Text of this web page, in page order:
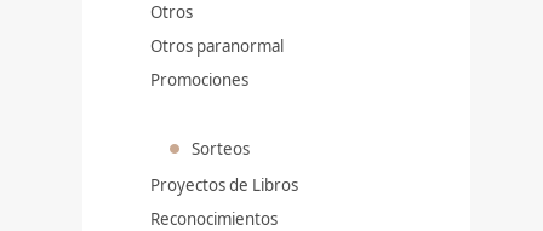
Otros
Otros paranormal
Promociones
Sorteos
Proyectos de Libros
Reconocimientos